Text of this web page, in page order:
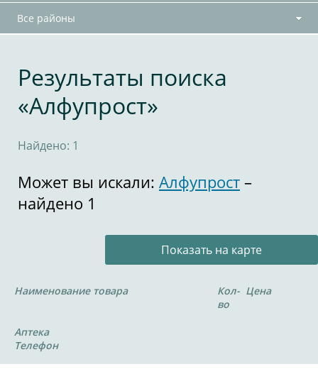
Все районы
Результаты поиска
«Алфупрост»
Найдено: 1
Может вы искали: Алфупрост –
найдено 1
Показать на карте
Наименование товара
Кол-
во
Цена
Аптека
Телефон